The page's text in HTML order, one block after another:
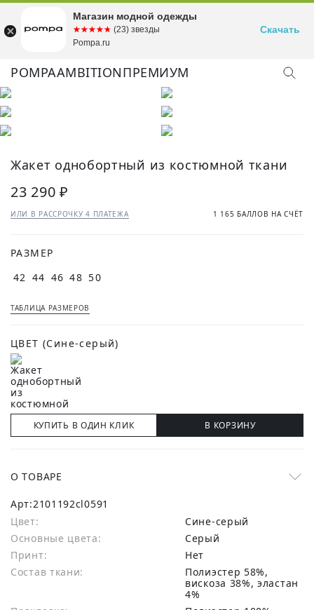
POMPAAMBITIONПРЕМИУМ
КУПИТЬ ОБРАЗ
Жакет однобортный из костюмной ткани
23 290 ₽
ИЛИ В РАССРОЧКУ 4 ПЛАТЕЖА 1 165 БАЛЛОВ НА СЧЁТ
РАЗМЕР
42 44 46 48 50
ТАБЛИЦА РАЗМЕРОВ
ЦВЕТ (Сине-серый)
КУПИТЬ В ОДИН КЛИК В КОРЗИНУ
О ТОВАРЕ
Арт:2101192cl0591
Цвет:
Сине-серый
Основные цвета:
серый
Принт:
Нет
Состав ткани:
полиэстер 58%,
вискоза 38%, эластан
4%
Магазин модной одежды
☆☆☆☆☆
★★★★★ (23) звезды
Pompa.ru
Скачать